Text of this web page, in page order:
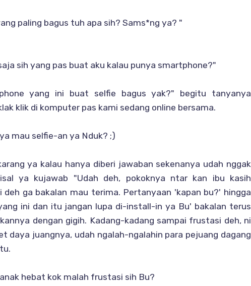
paling bagus tuh apa sih? Sams*ng ya? "
sih yang pas buat aku kalau punya smartphone?"
yang ini buat selfie bagus yak?" begitu tanyanya
klik di komputer pas kami sedang online bersama.
mau selfie-an ya Nduk? ;)
ya kalau hanya diberi jawaban sekenanya udah nggak
ya kujawab "Udah deh, pokoknya ntar kan ibu kasih
deh ga bakalan mau terima. Pertanyaan 'kapan bu?' hingga
ini dan itu jangan lupa di-install-in ya Bu' bakalan terus
dengan gigih. Kadang-kadang sampai frustasi deh, ni
daya juangnya, udah ngalah-ngalahin para pejuang dagang
hebat kok malah frustasi sih Bu?